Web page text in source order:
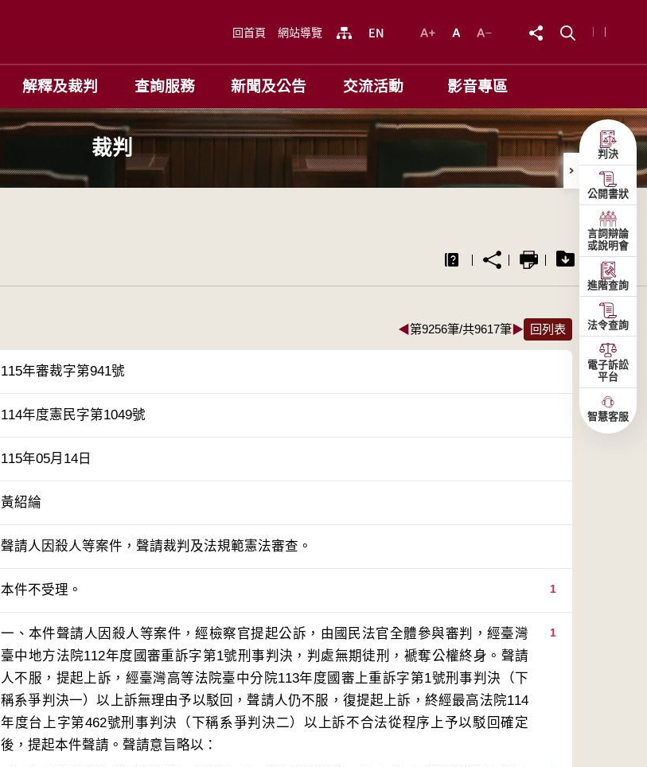
回首頁 網站導覽
解釋及裁判 查詢服務 新聞及公告 交流活動 影音專區
裁判
◀第9256筆/共9617筆▶ 回列表
115年審裁字第941號
114年度憲民字第1049號
115年05月14日
黃紹綸
聲請人因殺人等案件，聲請裁判及法規範憲法審查。
1
本件不受理。
1
一、本件聲請人因殺人等案件，經檢察官提起公訴，由國民法官全體參與審判，經臺灣
臺中地方法院112年度國審重訴字第1號刑事判決，判處無期徒刑，褫奪公權終身。聲請
人不服，提起上訴，經臺灣高等法院臺中分院113年度國審上重訴字第1號刑事判決（下
稱系爭判決一）以上訴無理由予以駁回，聲請人仍不服，復提起上訴，終經最高法院114
年度台上字第462號刑事判決（下稱系爭判決二）以上訴不合法從程序上予以駁回確定
判決
公開書狀
言詞辯論
或說明會
進階查詢
法令查詢
電子訴訟
平台
智慧客服